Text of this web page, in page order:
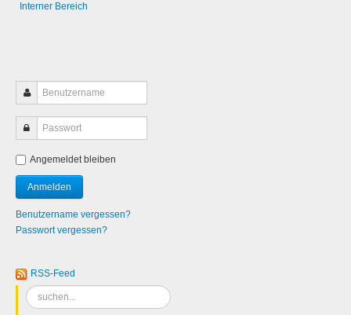
Interner Bereich
Angemeldet bleiben
Benutzername vergessen?
Passwort vergessen?
RSS-Feed
Suchen
...